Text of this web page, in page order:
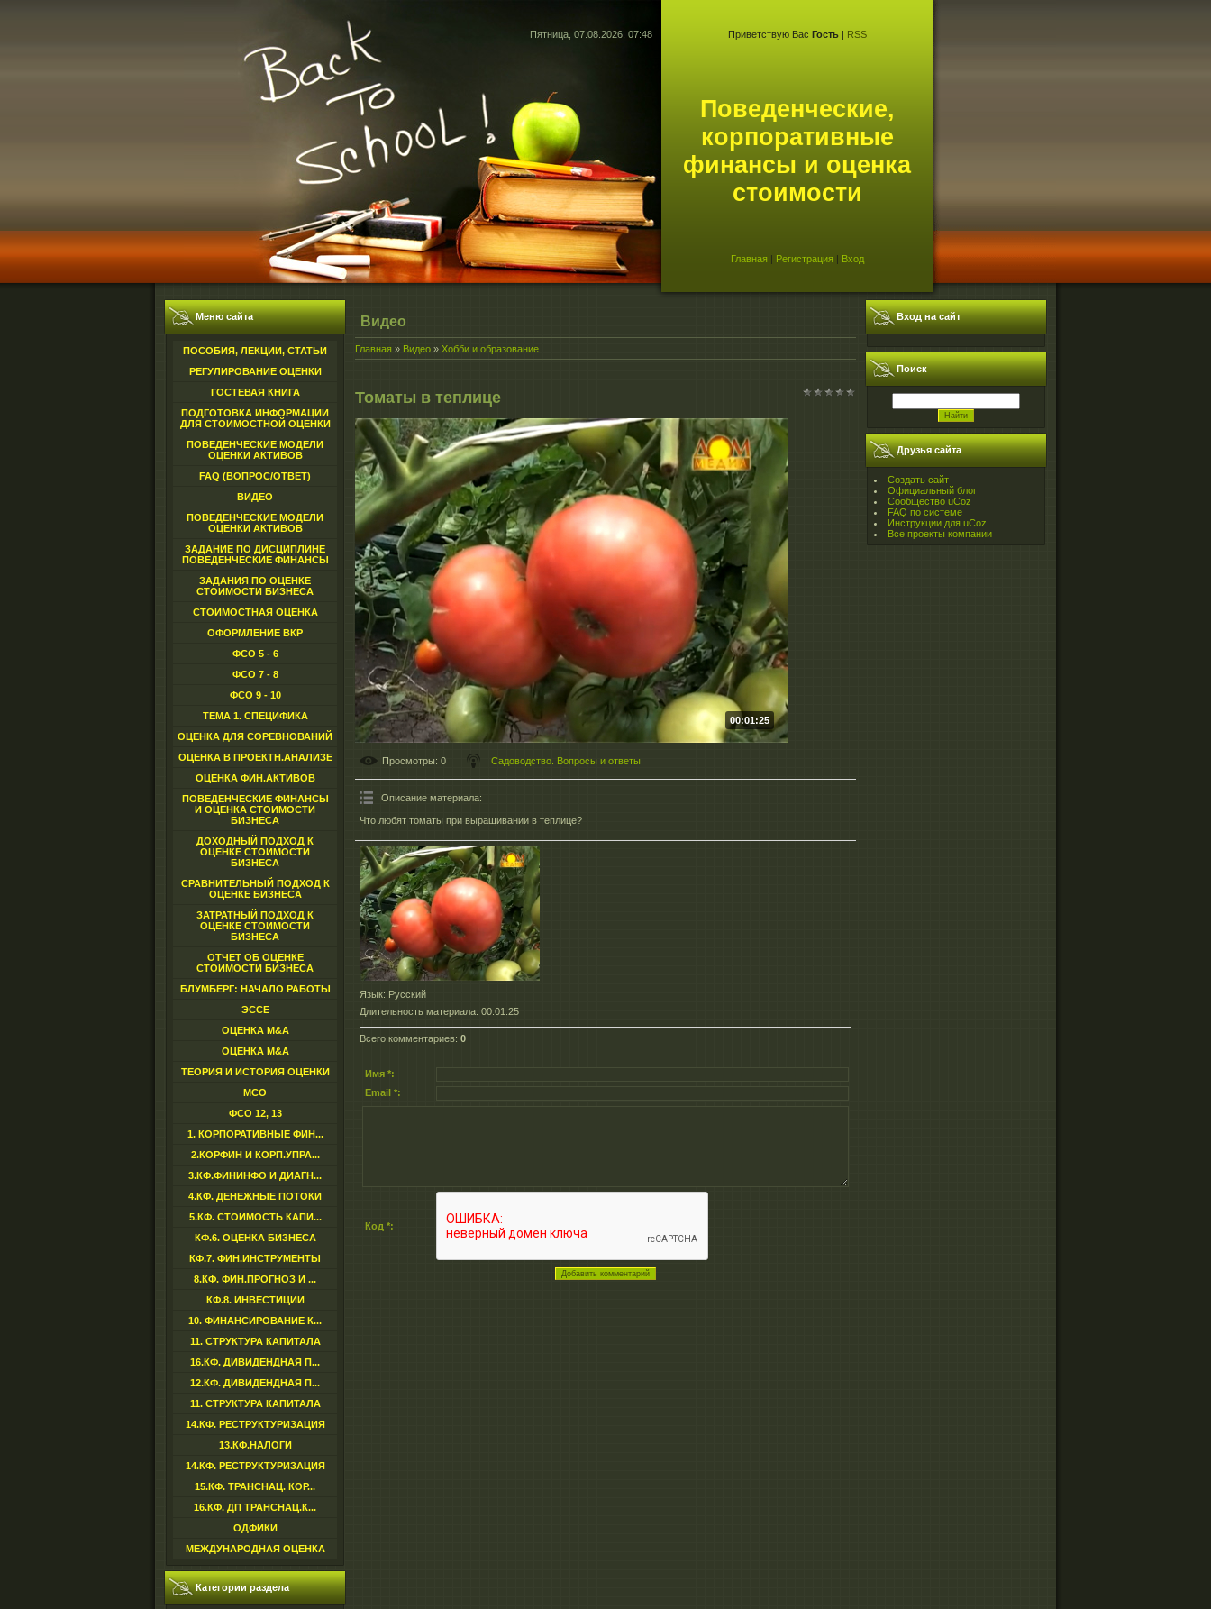
Пятница, 07.08.2026, 07:48 Приветствую Вас Гость| RSS
Поведенческие,
корпоративные
финансы и оценка
стоимости
Главная | Регистрация | Вход
Меню сайта
ПОСОБИЯ, ЛЕКЦИИ, СТАТЬИ
РЕГУЛИРОВАНИЕ ОЦЕНКИ
ГОСТЕВАЯ КНИГА
ПОДГОТОВКА ИНФОРМАЦИИ
ДЛЯ СТОИМОСТНОЙ ОЦЕНКИ
ПОВЕДЕНЧЕСКИЕ МОДЕЛИ
ОЦЕНКИ АКТИВОВ
FAQ (ВОПРОС/ОТВЕТ)
ВИДЕО
ПОВЕДЕНЧЕСКИЕ МОДЕЛИ
ОЦЕНКИ АКТИВОВ
ЗАДАНИЕ ПО ДИСЦИПЛИНЕ
ПОВЕДЕНЧЕСКИЕ ФИНАНСЫ
ЗАДАНИЯ ПО ОЦЕНКЕ
СТОИМОСТИ БИЗНЕСА
СТОИМОСТНАЯ ОЦЕНКА
ОФОРМЛЕНИЕ ВКР
ФСО 5 - 6
ФСО 7 - 8
ФСО 9 - 10
ТЕМА 1. СПЕЦИФИКА
ОЦЕНКА ДЛЯ СОРЕВНОВАНИЙ
ОЦЕНКА В ПРОЕКТН.АНАЛИЗЕ
ОЦЕНКА ФИН.АКТИВОВ
ПОВЕДЕНЧЕСКИЕ ФИНАНСЫ
И ОЦЕНКА СТОИМОСТИ
БИЗНЕСА
ДОХОДНЫЙ ПОДХОД К
ОЦЕНКЕ СТОИМОСТИ
БИЗНЕСА
СРАВНИТЕЛЬНЫЙ ПОДХОД К
ОЦЕНКЕ БИЗНЕСА
ЗАТРАТНЫЙ ПОДХОД К
ОЦЕНКЕ СТОИМОСТИ
БИЗНЕСА
ОТЧЕТ ОБ ОЦЕНКЕ
СТОИМОСТИ БИЗНЕСА
БЛУМБЕРГ: НАЧАЛО РАБОТЫ
ЭССЕ
ОЦЕНКА M&A
ОЦЕНКА M&A
ТЕОРИЯ И ИСТОРИЯ ОЦЕНКИ
МСО
ФСО 12, 13
1. КОРПОРАТИВНЫЕ ФИН...
2.КОРФИН И КОРП.УПРА...
3.КФ.ФИНИНФО И ДИАГН...
4.КФ. ДЕНЕЖНЫЕ ПОТОКИ
5.КФ. СТОИМОСТЬ КАПИ...
КФ.6. ОЦЕНКА БИЗНЕСА
КФ.7. ФИН.ИНСТРУМЕНТЫ
8.КФ. ФИН.ПРОГНОЗ И ...
КФ.8. ИНВЕСТИЦИИ
10. ФИНАНСИРОВАНИЕ К...
11. СТРУКТУРА КАПИТАЛА
16.КФ. ДИВИДЕНДНАЯ П...
12.КФ. ДИВИДЕНДНАЯ П...
11. СТРУКТУРА КАПИТАЛА
14.КФ. РЕСТРУКТУРИЗАЦИЯ
13.КФ.НАЛОГИ
14.КФ. РЕСТРУКТУРИЗАЦИЯ
15.КФ. ТРАНСНАЦ. КОР...
16.КФ. ДП ТРАНСНАЦ.К...
ОДФИКИ
МЕЖДУНАРОДНАЯ ОЦЕНКА
Категории раздела
Видео
Главная » Видео » Хобби и образование
Томаты в теплице
00:01:25
Просмотры: 0 Садоводство. Вопросы и ответы
Описание материала:
Что любят томаты при выращивании в теплице?
Язык: Русский
Длительность материала: 00:01:25
Всего комментариев: 0
Имя *:
Email *:
Код *:
Вход на сайт
Поиск
Друзья сайта
Создать сайт
Официальный блог
Сообщество uCoz
FAQ по системе
Инструкции для uCoz
Все проекты компании